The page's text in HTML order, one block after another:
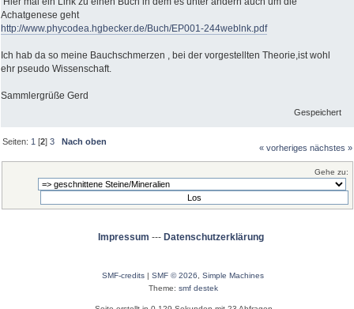
Achatgenese geht
http://www.phycodea.hgbecker.de/Buch/EP001-244weblnk.pdf
Ich hab da so meine Bauchschmerzen , bei der vorgestellten Theorie,ist wohl
ehr pseudo Wissenschaft.
Sammlergrüße Gerd
Gespeichert
Seiten: 1 [2]3 Nach oben
« vorheriges nächstes »
Gehe zu:
Impressum --- Datenschutzerklärung
SMF-credits | SMF © 2026
Simple Machines
Theme: smf destek